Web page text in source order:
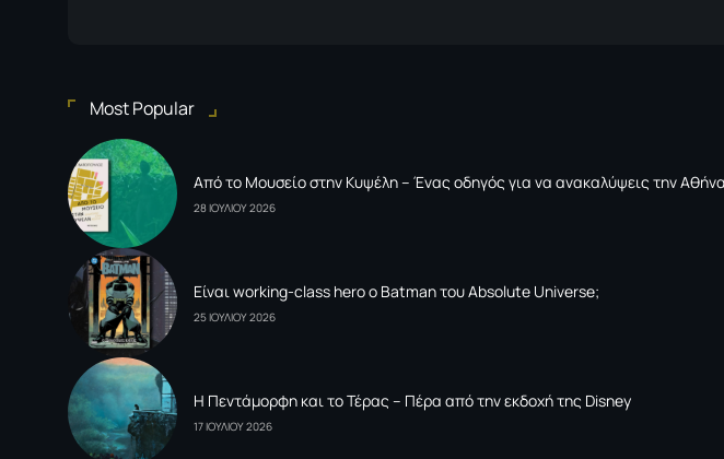
Most Popular
Από το Μουσείο στην Κυψέλη – Ένας οδηγός για να ανακαλύψεις την Αθήνα
28 ΙΟΥΛΙΟΥ 2026
Είναι working-class hero ο Batman του Absolute Universe;
25 ΙΟΥΛΙΟΥ 2026
Η Πεντάμορφη και το Τέρας – Πέρα από την εκδοχή της Disney
17 ΙΟΥΛΙΟΥ 2026